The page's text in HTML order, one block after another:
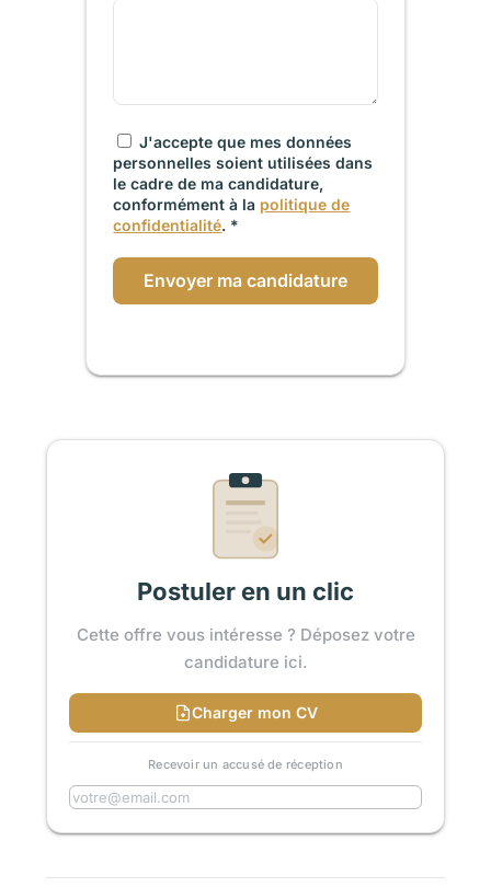
J'accepte que mes données
personnelles soient utilisées dans
le cadre de ma candidature,
conformément à la politique de
confidentialité. *
Envoyer ma candidature
Postuler en un clic
Cette offre vous intéresse ? Déposez votre
candidature ici.
Charger mon CV
Recevoir un accusé de réception